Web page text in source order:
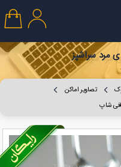
مرد سراشپز
تصاویر اماکن
شاپ